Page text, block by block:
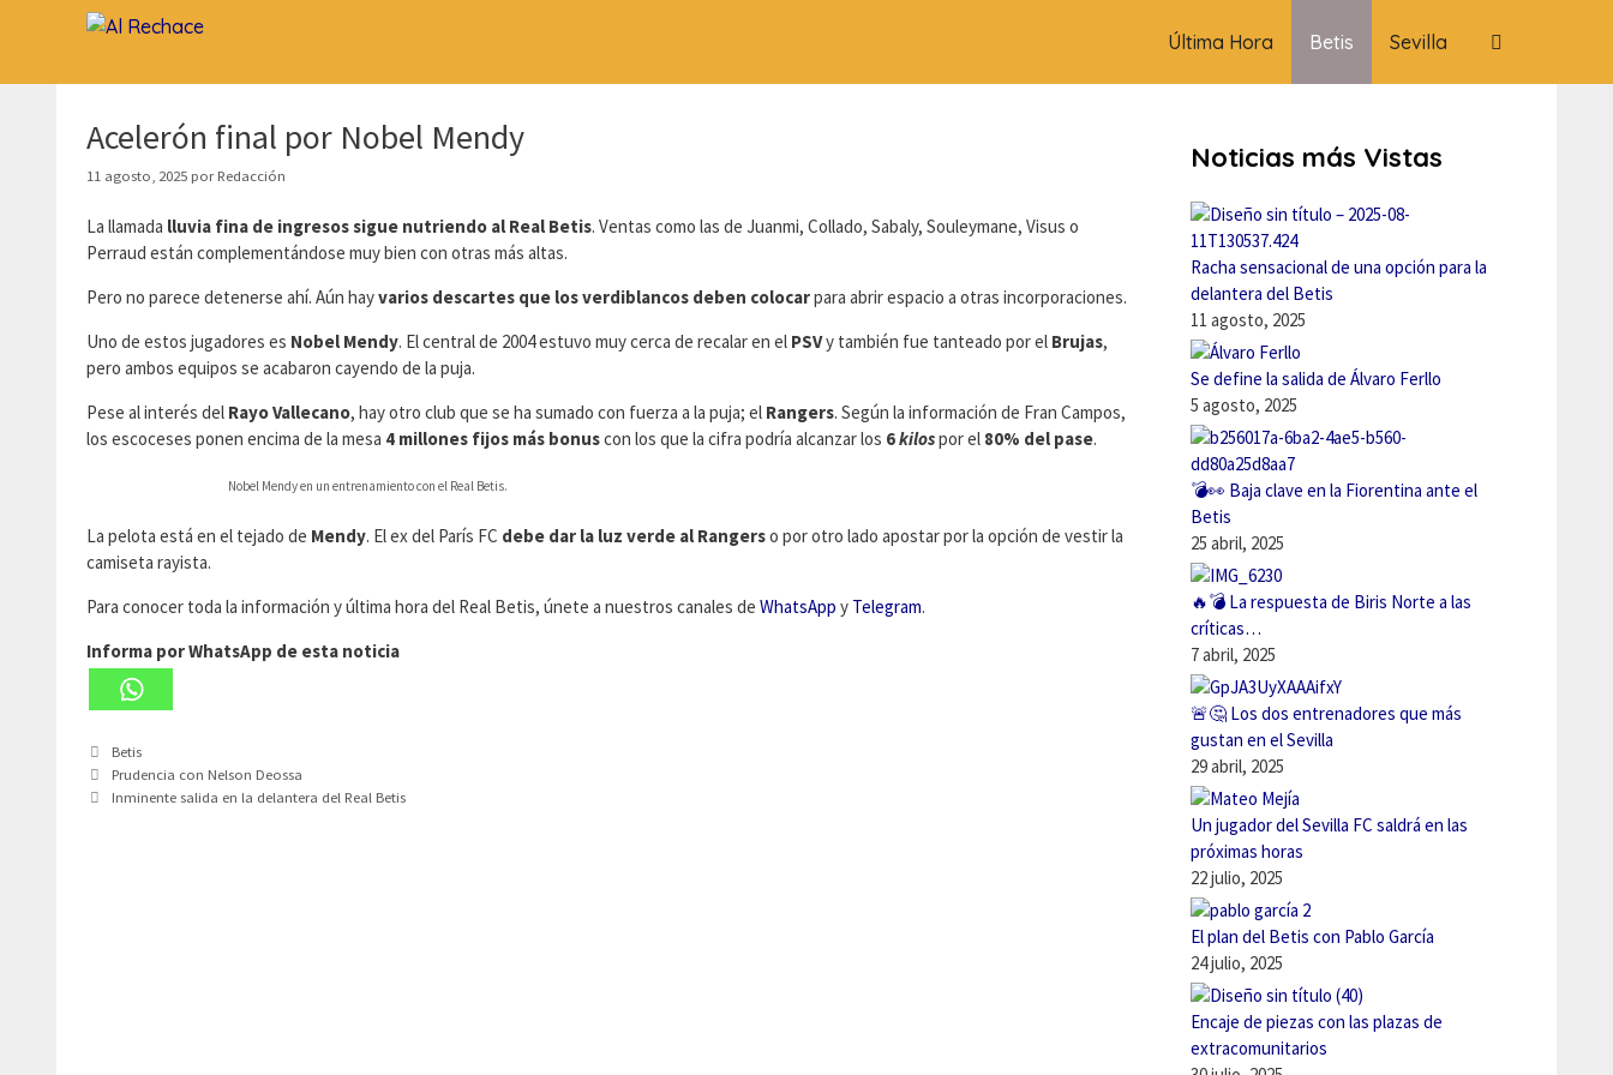
Última Hora Betis Sevilla
Acelerón final por Nobel Mendy
11 agosto, 2025 porRedacción
La llamada lluvia fina de ingresos sigue nutriendo al Real Betis. Ventas como las de Juanmi, Collado, Sabaly, Souleymane, Visus o
Perraud están complementándose muy bien con otras más altas.
Pero no parece detenerse ahí. Aún hayvarios descartes que los verdiblancos deben colocarpara abrir espacio a otras incorporaciones.
Uno de estos jugadores es Nobel Mendy. El central de 2004 estuvo muy cerca de recalar en el PSVy también fue tanteado por el Brujas,
pero ambos equipos se acabaron cayendo de la puja.
Pese al interés del Rayo Vallecano, hay otro club que se ha sumado con fuerza a la puja; el Rangers. Según la información de Fran Campos,
los escoceses ponen encima de la mesa 4 millones fijos más bonuscon los que la cifra podría alcanzar los 6kilospor el 80% del pase.
Nobel Mendy en un entrenamiento con el Real Betis.
La pelota está en el tejado de Mendy. El ex del París FC debe dar la luz verde al Rangerso por otro lado apostar por la opción de vestir la
camiseta rayista.
Para conocer toda la información y última hora del Real Betis, únete a nuestros canales de WhatsApp y Telegram.
Informa por WhatsApp de esta noticia
Categorías
Betis
Prudencia con Nelson Deossa
Inminente salida en la delantera del Real Betis
Noticias más Vistas
Racha sensacional de una opción para la
delantera del Betis
11 agosto, 2025
Se define la salida de Álvaro Ferllo
5 agosto, 2025
💣👀 Baja clave en la Fiorentina ante el
Betis
25 abril, 2025
🔥💣 La respuesta de Biris Norte a las
críticas…
7 abril, 2025
🚨🤔 Los dos entrenadores que más
gustan en el Sevilla
29 abril, 2025
Un jugador del Sevilla FC saldrá en las
próximas horas
22 julio, 2025
El plan del Betis con Pablo García
24 julio, 2025
Encaje de piezas con las plazas de
extracomunitarios